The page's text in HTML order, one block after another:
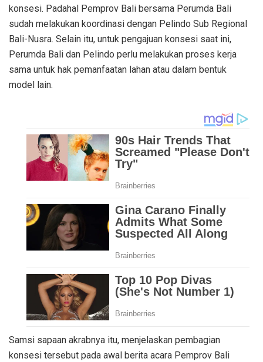
konsesi. Padahal Pemprov Bali bersama Perumda Bali
sudah melakukan koordinasi dengan Pelindo Sub Regional
Bali-Nusra. Selain itu, untuk pengajuan konsesi saat ini,
Perumda Bali dan Pelindo perlu melakukan proses kerja
sama untuk hak pemanfaatan lahan atau dalam bentuk
model lain.
Samsi sapaan akrabnya itu, menjelaskan pembagian
konsesi tersebut pada awal berita acara Pemprov Bali